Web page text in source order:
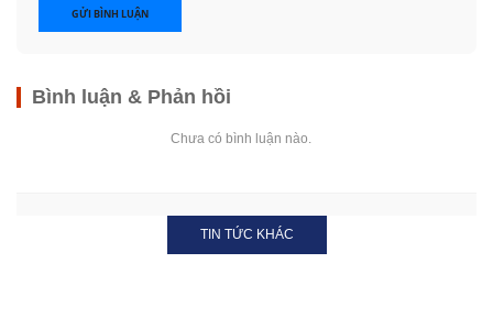
GỬI BÌNH LUẬN
Bình luận & Phản hồi
Chưa có bình luận nào.
TIN TỨC KHÁC